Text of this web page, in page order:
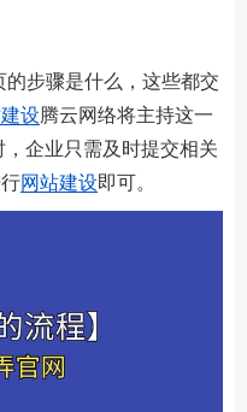
的步骤是什么，这些都交
设腾云网络将主持这一
企业只需及时提交相关
网站建设即可。